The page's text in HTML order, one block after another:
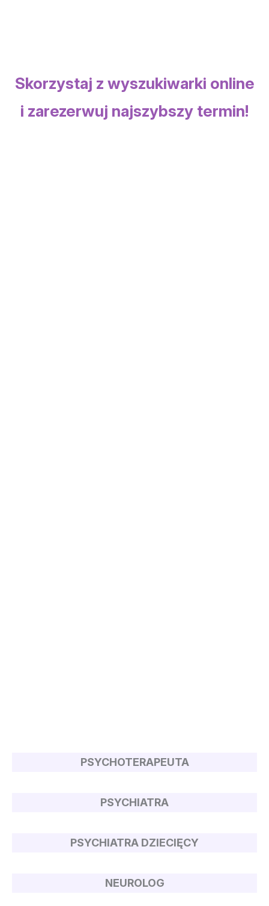
Skorzystaj z wyszukiwarki online
i zarezerwuj najszybszy termin!
PSYCHOTERAPEUTA
PSYCHIATRA
PSYCHIATRA DZIECIĘCY
NEUROLOG